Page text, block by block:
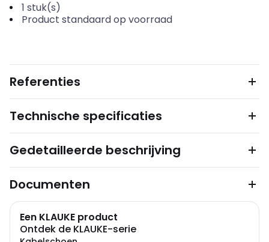
1 stuk(s)
Product standaard op voorraad
Referenties
Technische specificaties
Gedetailleerde beschrijving
Documenten
Een KLAUKE product
Ontdek de KLAUKE-serie